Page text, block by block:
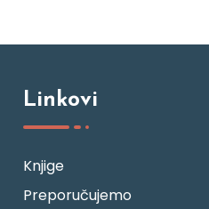
Linkovi
Knjige
Preporučujemo